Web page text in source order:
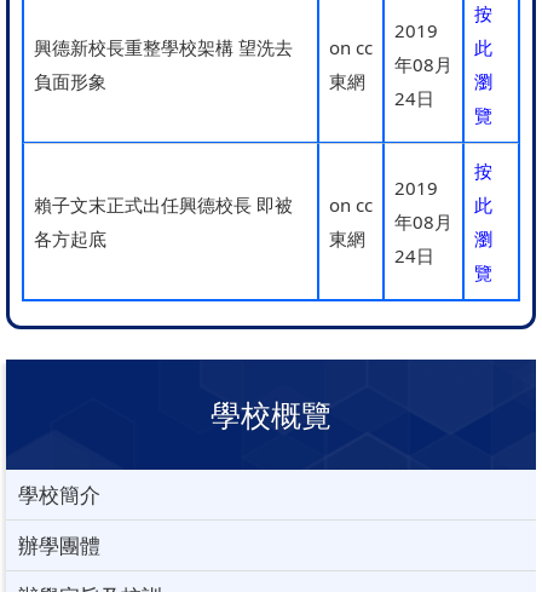
興德新校長重整學校架構 望洗去
負面形象
on cc
東網
2019
年08月
24日
按
此
瀏
覽
賴子文末正式出任興德校長 即被
各方起底
on cc
東網
2019
年08月
24日
按
此
瀏
覽
學校概覽
學校簡介
辦學團體